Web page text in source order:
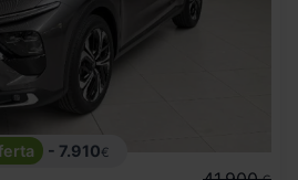
- 7.910€